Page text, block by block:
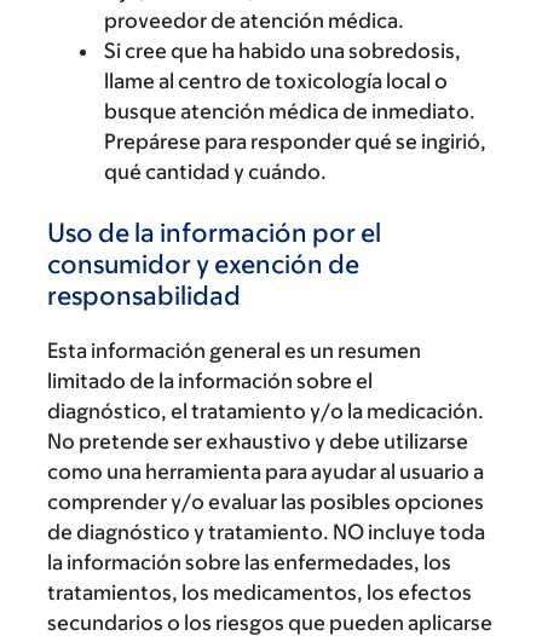
proveedor de atención médica.
Si cree que ha habido una sobredosis,
llame al centro de toxicología local o
busque atención médica de inmediato.
Prepárese para responder qué se ingirió,
qué cantidad y cuándo.
Uso de la información por el
consumidor y exención de
responsabilidad
Esta información general es un resumen
limitado de la información sobre el
diagnóstico, el tratamiento y/o la medicación.
No pretende ser exhaustivo y debe utilizarse
como una herramienta para ayudar al usuario a
comprender y/o evaluar las posibles opciones
de diagnóstico y tratamiento. NO incluye toda
la información sobre las enfermedades, los
tratamientos, los medicamentos, los efectos
secundarios o los riesgos que pueden aplicarse